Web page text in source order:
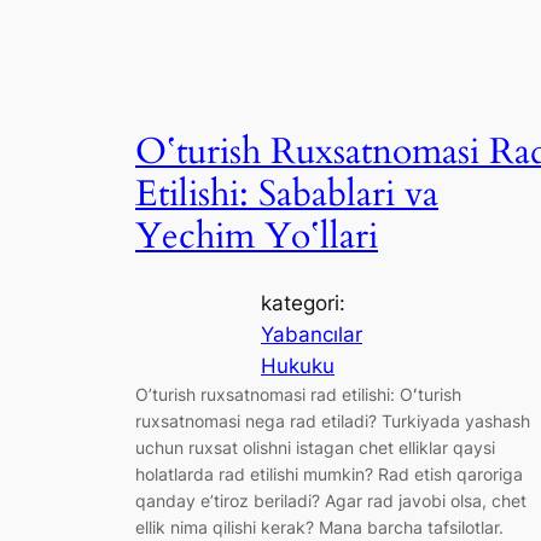
Oʻturish Ruxsatnomasi
Etilishi: Sabablari va
Yechim Yoʻllari
kategori:
Yabancılar
Hukuku
O’turish ruxsatnomasi rad etilishi: Oʻturish
ruxsatnomasi nega rad etiladi? Turkiyada yashash
uchun ruxsat olishni istagan chet elliklar qaysi
holatlarda rad etilishi mumkin? Rad etish qaroriga
qanday e’tiroz beriladi? Agar rad javobi olsa, chet
ellik nima qilishi kerak? Mana barcha tafsilotlar.